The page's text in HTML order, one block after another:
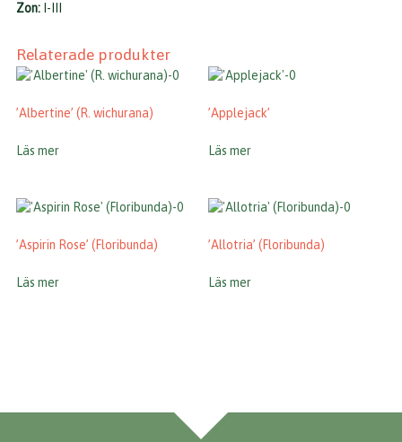
Zon: I-III
Relaterade produkter
’Albertine’ (R. wichurana)
Läs mer
’Applejack’
Läs mer
’Aspirin Rose’ (Floribunda)
Läs mer
’Allotria’ (Floribunda)
Läs mer